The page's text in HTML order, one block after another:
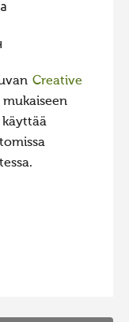
Creative
käyttää